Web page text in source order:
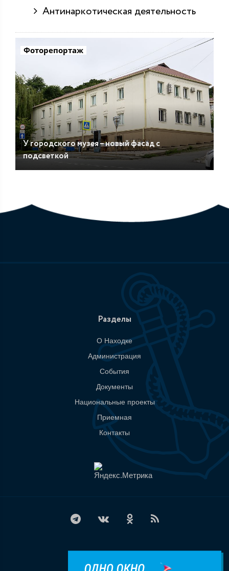
Антинаркотическая деятельность
Фоторепортаж
У городского музея – новый фасад с
подсветкой
Разделы
О Находке
Администрация
События
Документы
Национальные проекты
Приемная
Контакты